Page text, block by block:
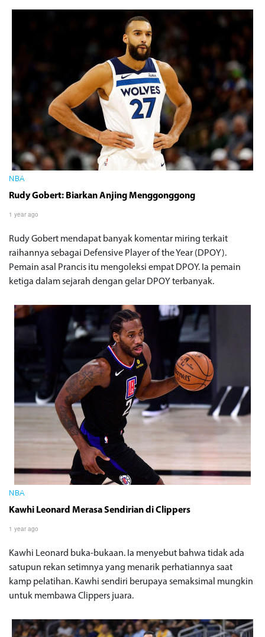
NBA
Rudy Gobert: Biarkan Anjing Menggonggong
1 year ago
Rudy Gobert mendapat banyak komentar miring terkait
raihannya sebagai Defensive Player of the Year (DPOY).
Pemain asal Prancis itu mengoleksi empat DPOY. Ia pemain
ketiga dalam sejarah dengan gelar DPOY terbanyak.
NBA
Kawhi Leonard Merasa Sendirian di Clippers
1 year ago
Kawhi Leonard buka-bukaan. Ia menyebut bahwa tidak ada
satupun rekan setimnya yang menarik perhatiannya saat
kamp pelatihan. Kawhi sendiri berupaya semaksimal mungkin
untuk membawa Clippers juara.